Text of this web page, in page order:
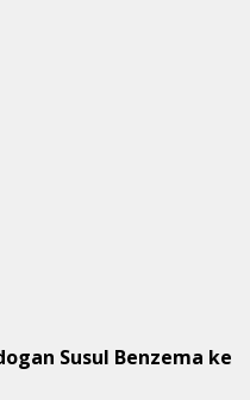
Susul Benzema ke